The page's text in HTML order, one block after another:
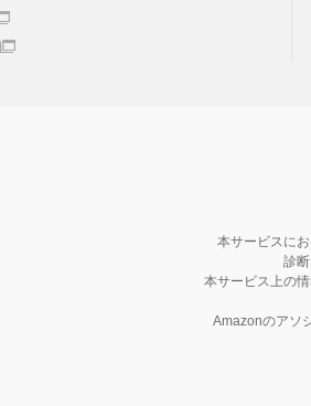
本サービスに
診
本サービス上の
Amazonのアソ